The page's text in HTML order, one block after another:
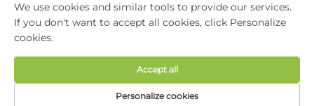
[email protected]
Copyright © 2026 Shenzhen Yabo Power Technology Co., Ltd. すべて
We use cookies and similar tools to provide our services.
If you don't want to accept all cookies, click Personalize
cookies.
Personalize cookies
Accept all